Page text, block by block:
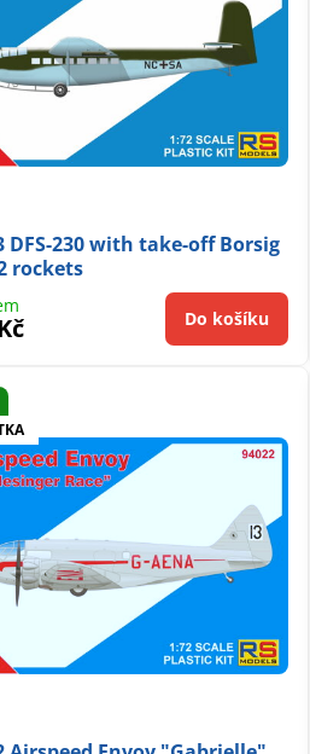
DFS-230 with take-off Borsig
rockets
Do košíku